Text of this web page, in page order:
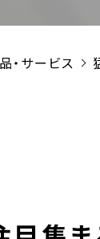
・サービス